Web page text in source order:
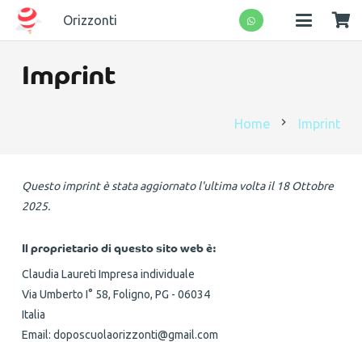
Orizzonti
Imprint
Home chevron_right Imprint
Questo imprint è stata aggiornato l'ultima volta il 18 Ottobre
2025.
Il proprietario di questo sito web è:
Claudia Laureti Impresa individuale
Via Umberto I° 58, Foligno, PG - 06034
Italia
Email: doposcuolaorizzonti@gmail.com